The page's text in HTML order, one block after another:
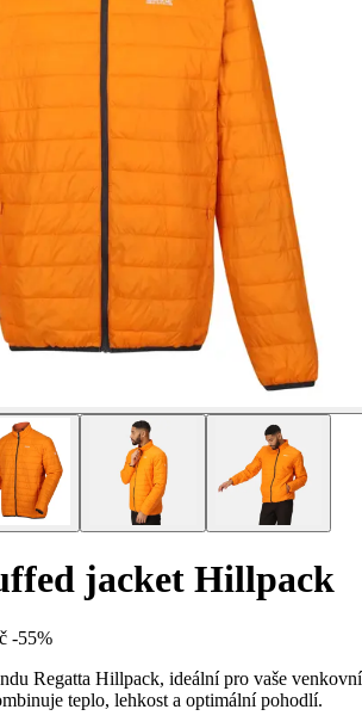
jacket Hillpack
-55%
Regatta Hillpack, ideální pro vaše venkovní
teplo, lehkost a optimální pohodlí.